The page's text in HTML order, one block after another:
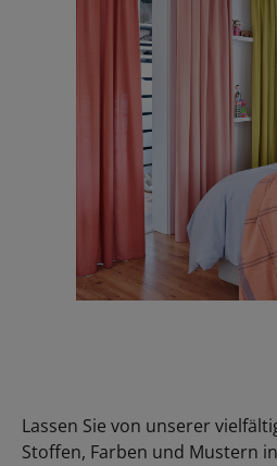
Lassen Sie von unserer
Stoffen, Farben und Mustern